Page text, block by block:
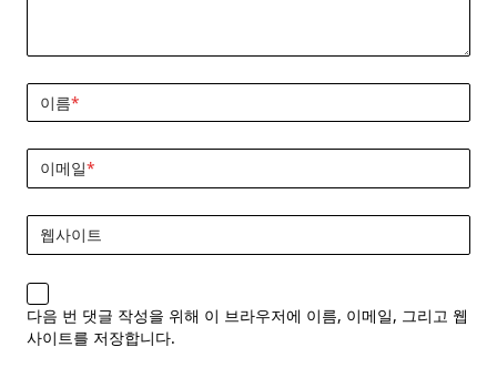
이름*
이메일*
웹사이트
다음 번 댓글 작성을 위해 이 브라우저에 이름, 이메일, 그리고 웹
사이트를 저장합니다.